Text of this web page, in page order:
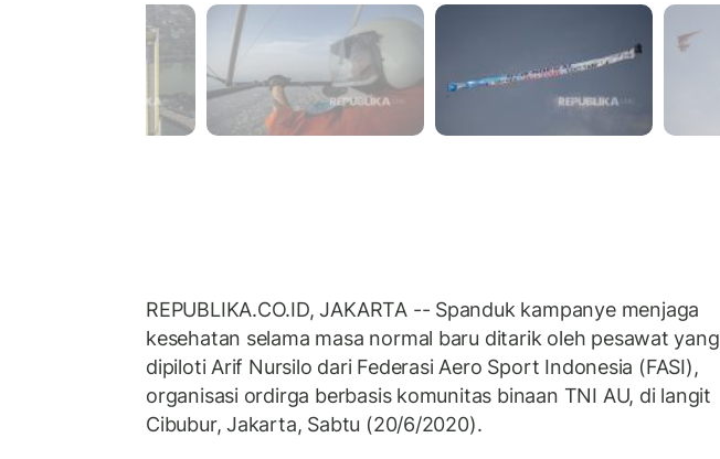
REPUBLIKA.CO.ID, JAKARTA -- Spanduk kampanye menjaga
kesehatan selama masa normal baru ditarik oleh pesawat yang
dipiloti Arif Nursilo dari Federasi Aero Sport Indonesia (FASI),
organisasi ordirga berbasis komunitas binaan TNI AU, di langit
Cibubur, Jakarta, Sabtu (20/6/2020).